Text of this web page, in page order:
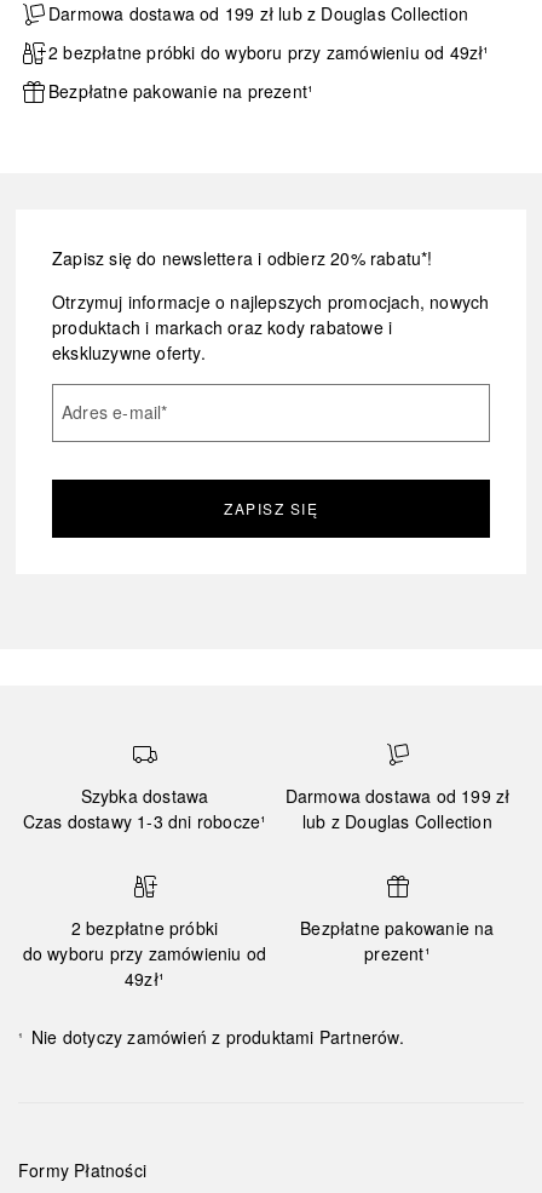
Darmowa dostawa od 199 zł lub z Douglas Collection
2 bezpłatne próbki do wyboru przy zamówieniu od 49zł¹
Bezpłatne pakowanie na prezent¹
Zapisz się do newslettera i odbierz 20% rabatu*!
Otrzymuj informacje o najlepszych promocjach, nowych
produktach i markach oraz kody rabatowe i
ekskluzywne oferty.
Adres e-mail*
ZAPISZ SIĘ
Szybka dostawa
Czas dostawy 1-3 dni robocze¹
Darmowa dostawa od 199 zł
lub z Douglas Collection
2 bezpłatne próbki
do wyboru przy zamówieniu od
49zł¹
Bezpłatne pakowanie na
prezent¹
¹ Nie dotyczy zamówień z produktami Partnerów.
Formy Płatności